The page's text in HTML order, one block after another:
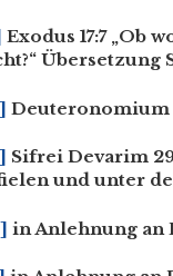
Exodus 17:7 „Ob
Übersetzung
Deuteronomium
Sifrei Devarim
und unter
in Anlehnung an